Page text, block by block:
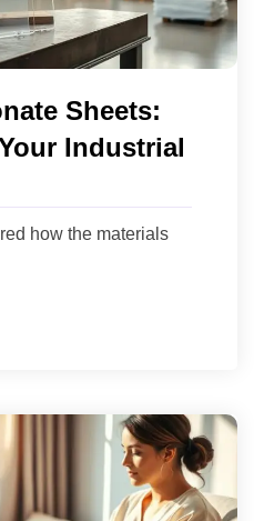
Sheets:
Industrial
how the materials